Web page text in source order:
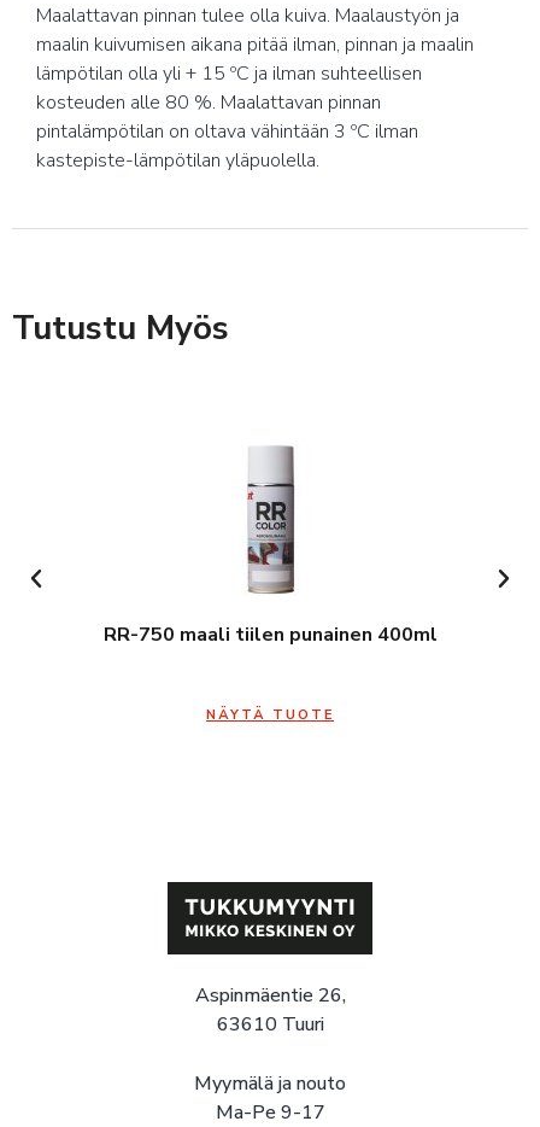
Maalattavan pinnan tulee olla kuiva. Maalaustyön ja
maalin kuivumisen aikana pitää ilman, pinnan ja maalin
lämpötilan olla yli + 15 ºC ja ilman suhteellisen
kosteuden alle 80 %. Maalattavan pinnan
pintalämpötilan on oltava vähintään 3 ºC ilman
kastepiste-lämpötilan yläpuolella.
Tutustu Myös
RR-750 maali tiilen punainen 400ml
NÄYTÄ TUOTE
Aspinmäentie 26,
63610 Tuuri
Myymälä ja nouto
Ma-Pe 9-17